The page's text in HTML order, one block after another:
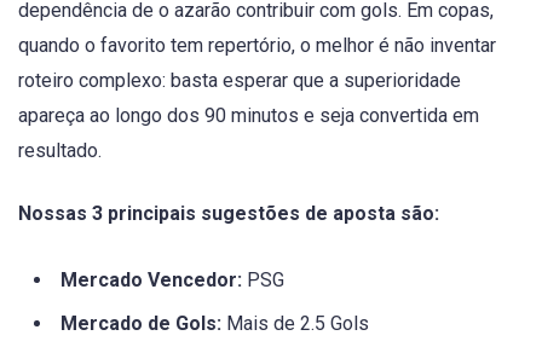
dependência de o azarão contribuir com gols. Em copas,
quando o favorito tem repertório, o melhor é não inventar
roteiro complexo: basta esperar que a superioridade
apareça ao longo dos 90 minutos e seja convertida em
resultado.
Nossas 3 principais sugestões de aposta são:
Mercado Vencedor: PSG
Mercado de Gols: Mais de 2.5 Gols